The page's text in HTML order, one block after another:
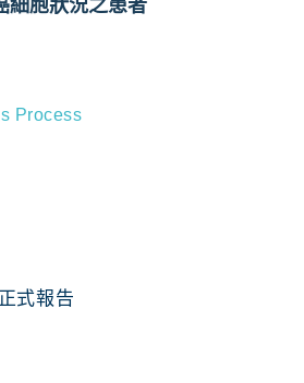
細胞狀況之患者
Process
式報告